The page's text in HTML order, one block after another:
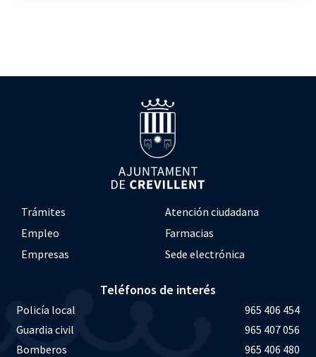
Trámites
Atención ciudadana
Empleo
Farmacias
Empresas
Sede electrónica
Teléfonos de interés
Policía local
965 406 454
Guardia civil
965 407 056
Bomberos
965 406 480